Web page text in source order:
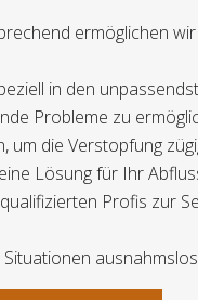
ermöglichen
in den
Probleme zu
die Verstopfung
Lösung für Ihr
Profis zur